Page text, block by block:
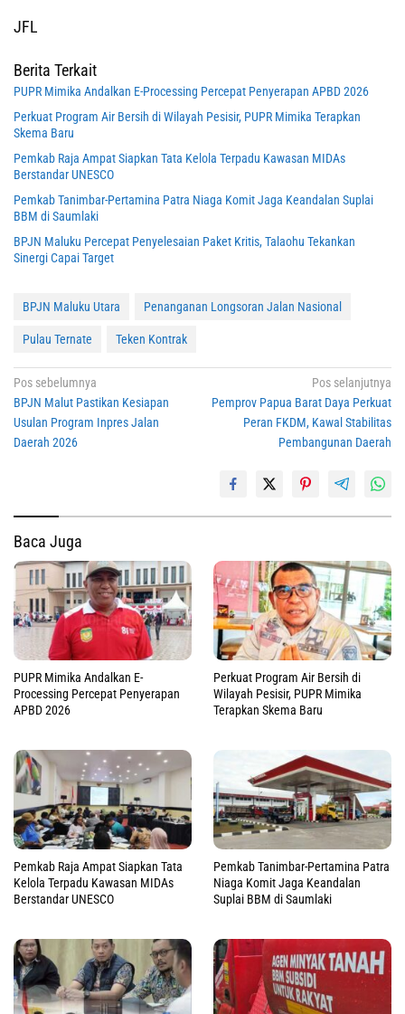
JFL
Berita Terkait
PUPR Mimika Andalkan E-Processing Percepat Penyerapan APBD 2026
Perkuat Program Air Bersih di Wilayah Pesisir, PUPR Mimika Terapkan
Skema Baru
Pemkab Raja Ampat Siapkan Tata Kelola Terpadu Kawasan MIDAs
Berstandar UNESCO
Pemkab Tanimbar-Pertamina Patra Niaga Komit Jaga Keandalan Suplai
BBM di Saumlaki
BPJN Maluku Percepat Penyelesaian Paket Kritis, Talaohu Tekankan
Sinergi Capai Target
BPJN Maluku Utara Penanganan Longsoran Jalan Nasional
Pulau Ternate Teken Kontrak
Navigasi
pos
Pos sebelumnya
BPJN Malut Pastikan Kesiapan
Usulan Program Inpres Jalan
Daerah 2026
Pos selanjutnya
Pemprov Papua Barat Daya Perkuat
Peran FKDM, Kawal Stabilitas
Pembangunan Daerah
Baca Juga
PUPR Mimika Andalkan E-
Processing Percepat Penyerapan
APBD 2026
Perkuat Program Air Bersih di
Wilayah Pesisir, PUPR Mimika
Terapkan Skema Baru
Pemkab Raja Ampat Siapkan Tata
Kelola Terpadu Kawasan MIDAs
Berstandar UNESCO
Pemkab Tanimbar-Pertamina Patra
Niaga Komit Jaga Keandalan
Suplai BBM di Saumlaki